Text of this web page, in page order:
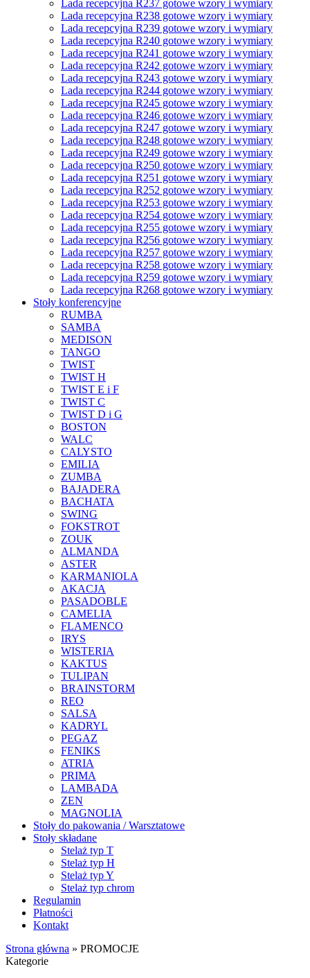
Lada recepcyjna R237 gotowe wzory i wymiary
Lada recepcyjna R238 gotowe wzory i wymiary
Lada recepcyjna R239 gotowe wzory i wymiary
Lada recepcyjna R240 gotowe wzory i wymiary
Lada recepcyjna R241 gotowe wzory i wymiary
Lada recepcyjna R242 gotowe wzory i wymiary
Lada recepcyjna R243 gotowe wzory i wymiary
Lada recepcyjna R244 gotowe wzory i wymiary
Lada recepcyjna R245 gotowe wzory i wymiary
Lada recepcyjna R246 gotowe wzory i wymiary
Lada recepcyjna R247 gotowe wzory i wymiary
Lada recepcyjna R248 gotowe wzory i wymiary
Lada recepcyjna R249 gotowe wzory i wymiary
Lada recepcyjna R250 gotowe wzory i wymiary
Lada recepcyjna R251 gotowe wzory i wymiary
Lada recepcyjna R252 gotowe wzory i wymiary
Lada recepcyjna R253 gotowe wzory i wymiary
Lada recepcyjna R254 gotowe wzory i wymiary
Lada recepcyjna R255 gotowe wzory i wymiary
Lada recepcyjna R256 gotowe wzory i wymiary
Lada recepcyjna R257 gotowe wzory i wymiary
Lada recepcyjna R258 gotowe wzory i wymiary
Lada recepcyjna R259 gotowe wzory i wymiary
Lada recepcyjna R268 gotowe wzory i wymiary
Stoły konferencyjne
RUMBA
SAMBA
MEDISON
TANGO
TWIST
TWIST H
TWIST E i F
TWIST C
TWIST D i G
BOSTON
WALC
CALYSTO
EMILIA
ZUMBA
BAJADERA
BACHATA
SWING
FOKSTROT
ZOUK
ALMANDA
ASTER
KARMANIOLA
AKACJA
PASADOBLE
CAMELIA
FLAMENCO
IRYS
WISTERIA
KAKTUS
TULIPAN
BRAINSTORM
REO
SALSA
KADRYL
PEGAZ
FENIKS
ATRIA
PRIMA
LAMBADA
ZEN
MAGNOLIA
Stoły do pakowania / Warsztatowe
Stoły składane
Stelaż typ T
Stelaż typ H
Stelaż typ Y
Stelaż typ chrom
Regulamin
Płatności
Kontakt
Strona główna » PROMOCJE
Kategorie